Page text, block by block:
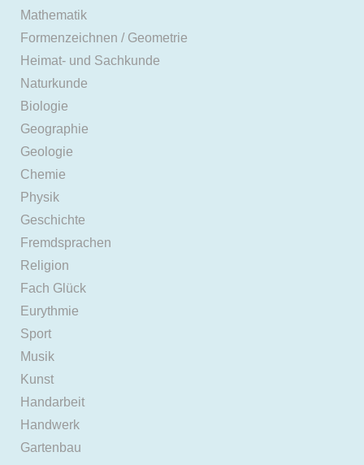
Mathematik
Formenzeichnen / Geometrie
Heimat- und Sachkunde
Naturkunde
Biologie
Geographie
Geologie
Chemie
Physik
Geschichte
Fremdsprachen
Religion
Fach Glück
Eurythmie
Sport
Musik
Kunst
Handarbeit
Handwerk
Gartenbau